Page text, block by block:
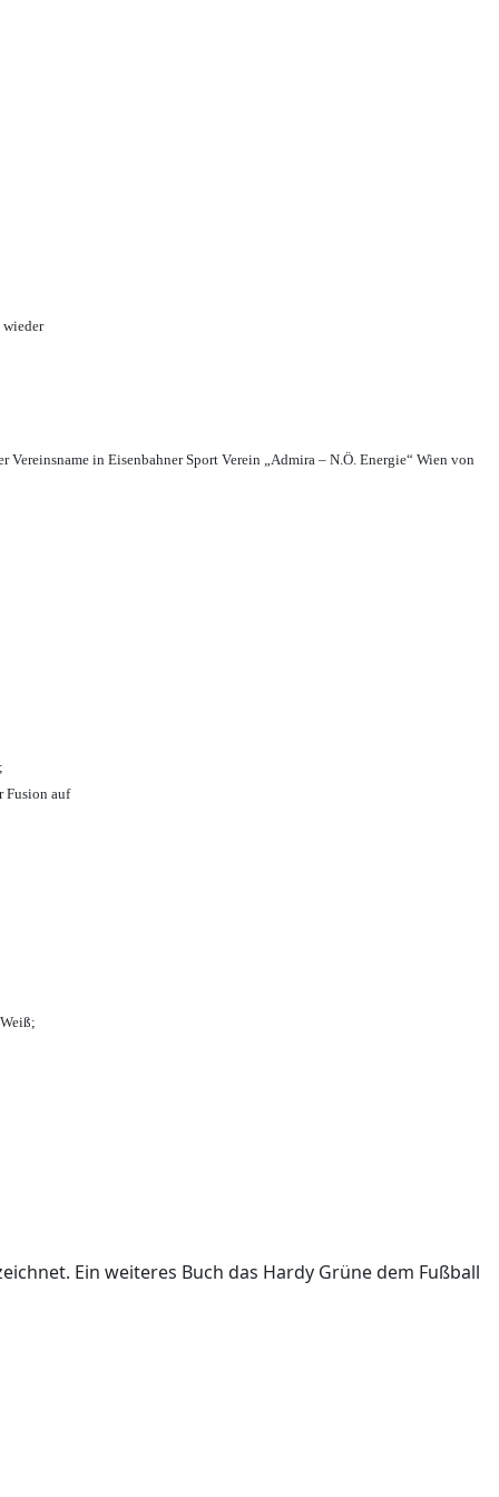
wieder
Vereinsname in Eisenbahner Sport Verein „Admira – N.Ö. Energie“ Wien von
Fusion auf
Ein weiteres Buch das Hardy Grüne dem Fußball